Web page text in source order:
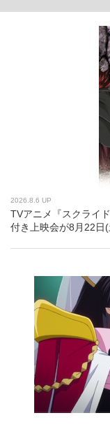
2026.8.6 UP
TVアニメ『スクライ
付き上映会が8月22日